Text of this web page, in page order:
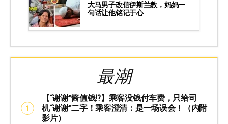
大马男子改信伊斯兰教，妈妈一
句话让他铭记于心
最潮
【“谢谢”酱值钱⁉️】乘客没钱付车费，只给司
机“谢谢”二字！乘客澄清：是一场误会！（内附
影片）